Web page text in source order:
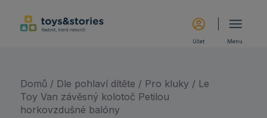
Menu
Účet
Domů / Dle pohlaví dítěte / Pro kluky/ Le
Toy Van závěsný kolotoč Petilou
horkovzdušné balóny